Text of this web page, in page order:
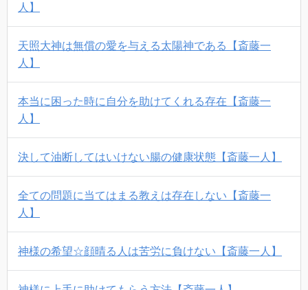
人】
天照大神は無償の愛を与える太陽神である【斎藤一
人】
本当に困った時に自分を助けてくれる存在【斎藤一
人】
決して油断してはいけない腸の健康状態【斎藤一人】
全ての問題に当てはまる教えは存在しない【斎藤一
人】
神様の希望☆顔晴る人は苦労に負けない【斎藤一人】